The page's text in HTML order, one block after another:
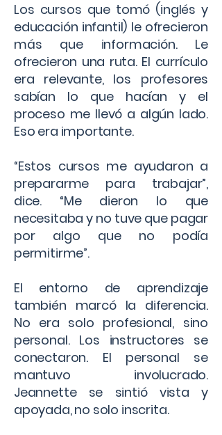
Los cursos que tomó (inglés y
educación infantil) le ofrecieron
más que información. Le
ofrecieron una ruta. El currículo
era relevante, los profesores
sabían lo que hacían y el
proceso me llevó a algún lado.
Eso era importante.
“Estos cursos me ayudaron a
prepararme para trabajar”,
dice. “Me dieron lo que
necesitaba y no tuve que pagar
por algo que no podía
permitirme”.
El entorno de aprendizaje
también marcó la diferencia.
No era solo profesional, sino
personal. Los instructores se
conectaron. El personal se
mantuvo involucrado.
Jeannette se sintió vista y
apoyada, no solo inscrita.